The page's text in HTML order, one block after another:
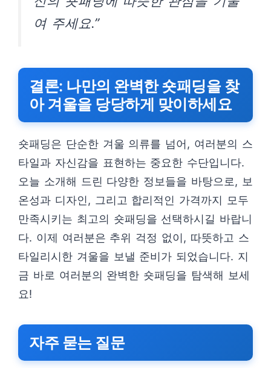
여 주세요.”
결론: 나만의 완벽한 숏패딩을 찾
아 겨울을 당당하게 맞이하세요
숏패딩은 단순한 겨울 의류를 넘어, 여러분의 스
타일과 자신감을 표현하는 중요한 수단입니다.
오늘 소개해 드린 다양한 정보들을 바탕으로, 보
온성과 디자인, 그리고 합리적인 가격까지 모두
만족시키는 최고의 숏패딩을 선택하시길 바랍니
다. 이제 여러분은 추위 걱정 없이, 따뜻하고 스
타일리시한 겨울을 보낼 준비가 되었습니다. 지
금 바로 여러분의 완벽한 숏패딩을 탐색해 보세
요!
자주 묻는 질문